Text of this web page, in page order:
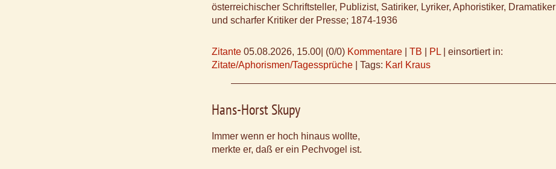
österreichischer Schriftsteller, Publizist, Satiriker, Lyriker, Aphoristiker, Dramatiker
und scharfer Kritiker der Presse; 1874-1936
Zitante 05.08.2026, 15.00 (0/0) Kommentare TB PL
einsortiert in:
Zitate/Aphorismen/Tagessprüche
Tags: Karl Kraus
Hans-Horst Skupy
Immer wenn er hoch hinaus wollte,
merkte er, daß er ein Pechvogel ist.